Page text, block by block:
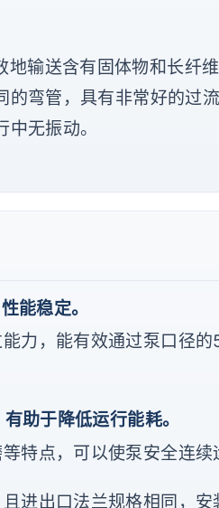
输送含有固体物和长纤
弯管，具有非常好的过
无振动。
能稳定。
力，能有效通过泵口径
助于降低运行能耗。
特点，可以使泵安全连续
进出口法兰规格相同，安